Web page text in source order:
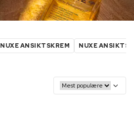
NUXE ANSIKTSKREM NUXE